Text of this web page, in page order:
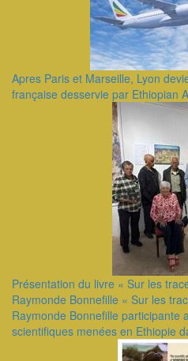
Apres Paris et Marseille, Lyon
française desservie par Ethiopian
Présentation du livre « Sur les
Raymonde Bonnefille ​« Sur les
Raymonde Bonnefille participante
scientifiques menées en Ethiopie